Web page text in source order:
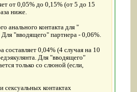
от 0,05% до 0,15% (от 5 до 15
ниже.
анального контакта для "
"вводящего" партнера - 0,06%.
0,04% (4 случая на 10
Для "вводящего"
только со слюной (если,
контактах